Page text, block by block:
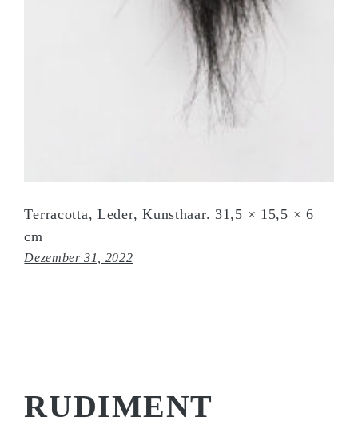
Terracotta, Leder, Kunsthaar. 31,5 × 15,5 × 6
cm
Dezember 31, 2022
RUDIMENT